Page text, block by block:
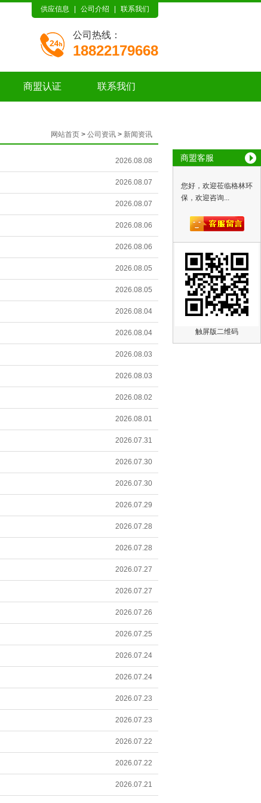
商盟客服
您好，欢迎莅临格林环
保，欢迎咨询...
触屏版二维码
供应信息 公司介绍 联系我们
公司热线：
18822179668
商盟认证 联系我们
网站首页 > 公司资讯 > 新闻资讯
2026.08.08
2026.08.07
2026.08.07
2026.08.06
2026.08.06
2026.08.05
2026.08.05
2026.08.04
2026.08.04
2026.08.03
2026.08.03
2026.08.02
2026.08.01
2026.07.31
2026.07.30
2026.07.30
2026.07.29
2026.07.28
2026.07.28
2026.07.27
2026.07.27
2026.07.26
2026.07.25
2026.07.24
2026.07.24
2026.07.23
2026.07.23
2026.07.22
2026.07.22
2026.07.21